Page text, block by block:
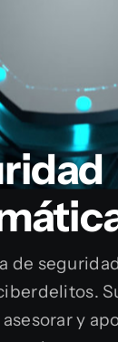
de
y